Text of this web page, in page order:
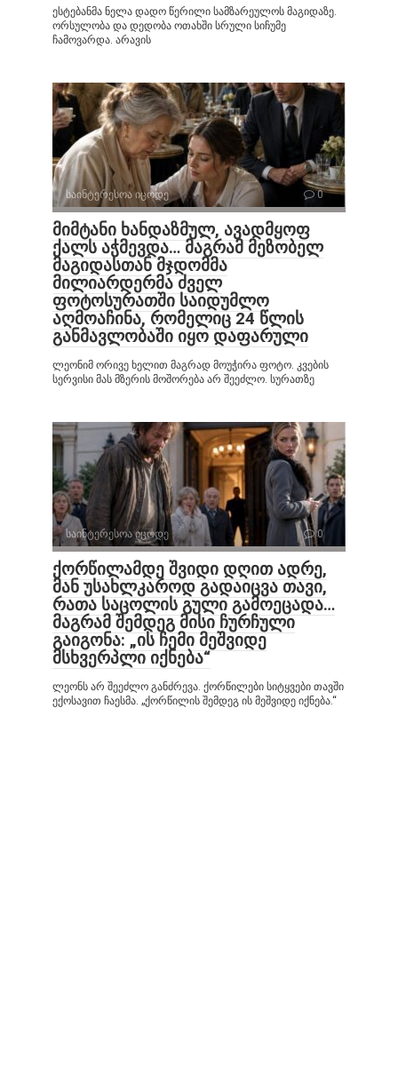
ესტებანმა ნელა დადო წერილი სამზარეულოს მაგიდაზე.
ორსულობა და დედობა ოთახში სრული სიჩუმე
ჩამოვარდა. არავის
საინტერესოა იცოდე 0
მიმტანი ხანდაზმულ, ავადმყოფ
ქალს აჭმევდა… მაგრამ მეზობელ
მაგიდასთან მჯდომმა
მილიარდერმა ძველ
ფოტოსურათში საიდუმლო
აღმოაჩინა, რომელიც 24 წლის
განმავლობაში იყო დაფარული
ლეონიმ ორივე ხელით მაგრად მოუჭირა ფოტო. კვების
სერვისი მას მზერის მოშორება არ შეეძლო. სურათზე
საინტერესოა იცოდე 0
ქორწილამდე შვიდი დღით ადრე,
მან უსახლკაროდ გადაიცვა თავი,
რათა საცოლის გული გამოეცადა…
მაგრამ შემდეგ მისი ჩურჩული
გაიგონა: „ის ჩემი მეშვიდე
მსხვერპლი იქნება“
ლეონს არ შეეძლო განძრევა. ქორწილები სიტყვები თავში
ექოსავით ჩაესმა. „ქორწილის შემდეგ ის მეშვიდე იქნება.“